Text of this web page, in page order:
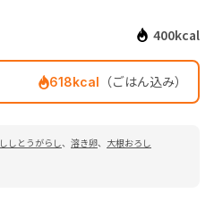
400kcal
618kcal （ごはん込み）
ししとうがらし、 溶き卵、 大根おろし